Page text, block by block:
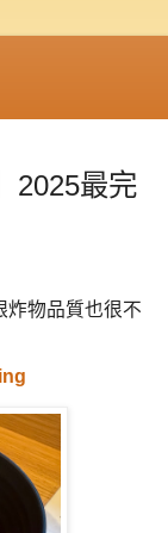
2025最完
炸物品質也很不